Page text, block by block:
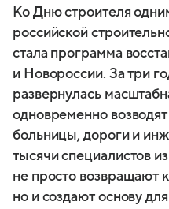
Ко Дню строителя
российской
стала программа
и Новороссии. За три
развернулась
одновременно
больницы, дороги и
тысячи специалистов
не просто возвращают
но и создают основу